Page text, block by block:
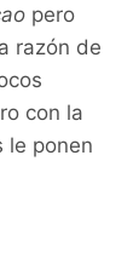
pero
razón de
con la
le ponen